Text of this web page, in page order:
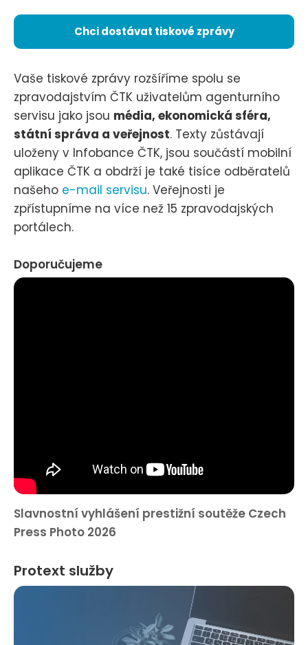
Chci dostávat tiskové zprávy
Vaše tiskové zprávy rozšíříme spolu se
zpravodajstvím ČTK uživatelům agenturního
servisu jako jsou média, ekonomická sféra,
státní správa a veřejnost. Texty zůstávají
uloženy v Infobance ČTK, jsou součástí mobilní
aplikace ČTK a obdrží je také tisíce odběratelů
našeho e-mail servisu. Veřejnosti je
zpřístupníme na více než 15 zpravodajských
portálech.
Doporučujeme
Slavnostní vyhlášení prestižní soutěže Czech
Press Photo 2026
Protext služby